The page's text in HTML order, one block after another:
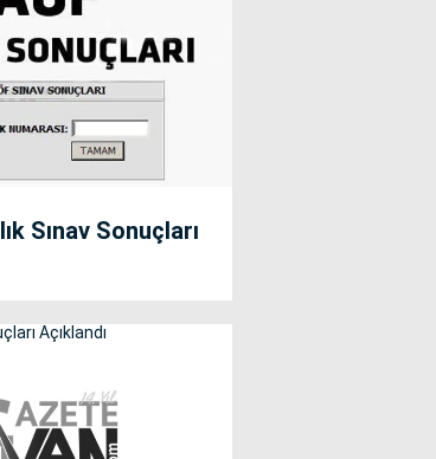
Sınav Sonuçları